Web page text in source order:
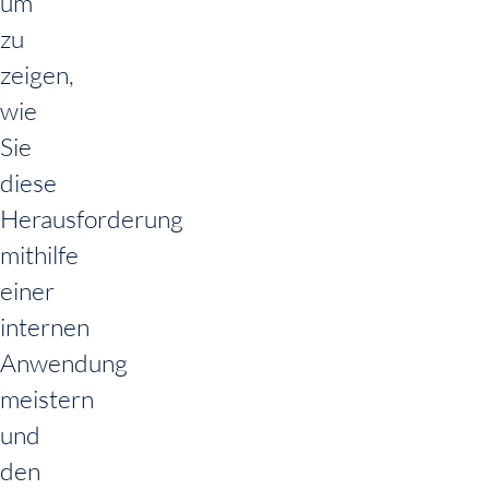
zu
zeigen,
wie
Sie
diese
Herausforderung
mithilfe
einer
internen
Anwendung
meistern
und
den